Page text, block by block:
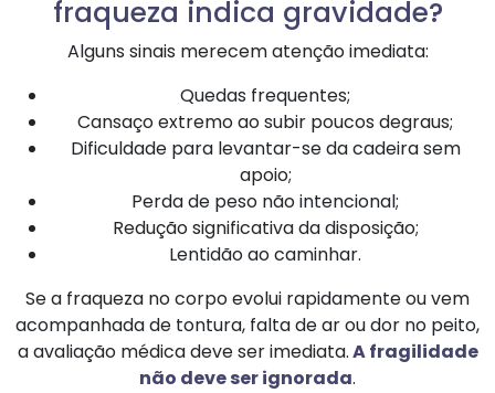
fraqueza indica gravidade?
Alguns sinais merecem atenção imediata:
Quedas frequentes;
Cansaço extremo ao subir poucos degraus;
Dificuldade para levantar-se da cadeira sem
apoio;
Perda de peso não intencional;
Redução significativa da disposição;
Lentidão ao caminhar.
Se a fraqueza no corpo evolui rapidamente ou vem
acompanhada de tontura, falta de ar ou dor no peito,
a avaliação médica deve ser imediata.A fragilidade
não deve ser ignorada.